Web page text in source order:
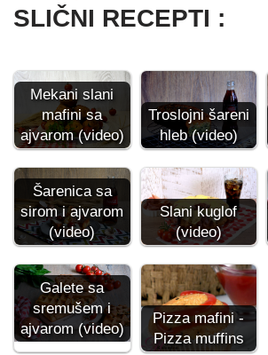
SLIČNI RECEPTI :
Mekani slani
mafini sa
ajvarom (video)
Troslojni šareni
hleb (video)
Šarenica sa
sirom i ajvarom
(video)
Slani kuglof
(video)
Galete sa
sremušem i
ajvarom (video)
Pizza mafini -
Pizza muffins